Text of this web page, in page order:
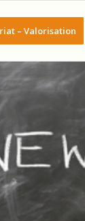
– Valorisation